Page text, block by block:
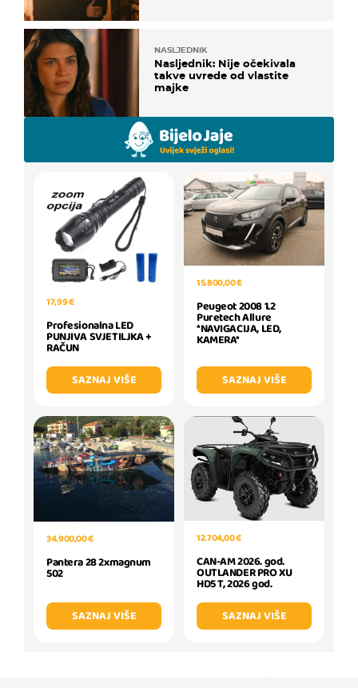
NASLJEDNIK
Nasljednik: Nije očekivala
takve uvrede od vlastite
majke
17,99 €
Profesionalna LED
PUNJIVA SVJETILJKA +
RAČUN
SAZNAJ VIŠE
15.800,00 €
Peugeot 2008 1.2
Puretech Allure
*NAVIGACIJA, LED,
KAMERA*
SAZNAJ VIŠE
34.900,00 €
Pantera 28 2xmagnum
502
SAZNAJ VIŠE
12.704,00 €
CAN-AM 2026. god.
OUTLANDER PRO XU
HD5 T, 2026 god.
SAZNAJ VIŠE